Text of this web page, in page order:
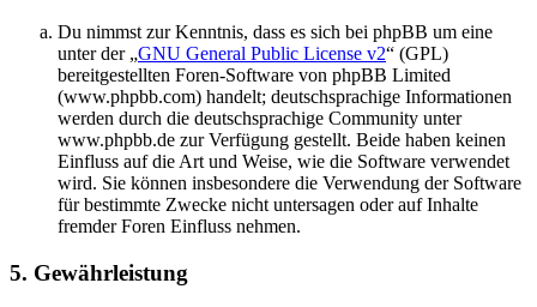
Du nimmst zur Kenntnis, dass es sich bei phpBB um eine
unter der „GNU General Public License v2“ (GPL)
bereitgestellten Foren-Software von phpBB Limited
(www.phpbb.com) handelt; deutschsprachige Informationen
werden durch die deutschsprachige Community unter
www.phpbb.de zur Verfügung gestellt. Beide haben keinen
Einfluss auf die Art und Weise, wie die Software verwendet
wird. Sie können insbesondere die Verwendung der Software
für bestimmte Zwecke nicht untersagen oder auf Inhalte
fremder Foren Einfluss nehmen.
5. Gewährleistung